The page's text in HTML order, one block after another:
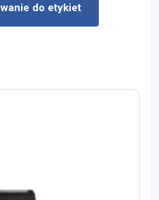
do etykiet